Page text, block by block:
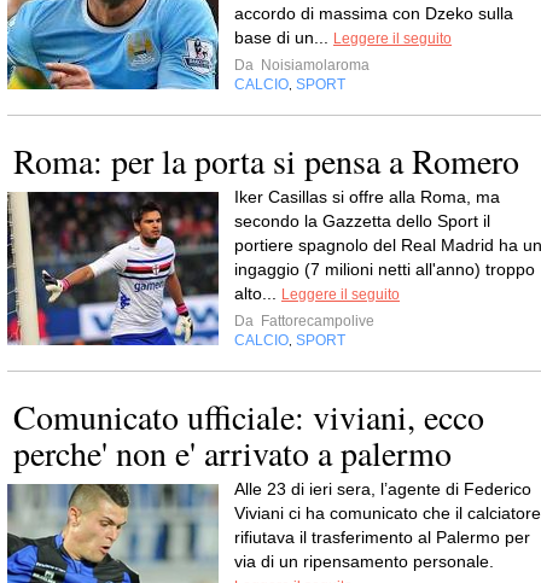
accordo di massima con Dzeko sulla
base di un...
Leggere il seguito
Da Noisiamolaroma
CALCIO SPORT
Roma: per la porta si pensa a Romero
Iker Casillas si offre alla Roma, ma
secondo la Gazzetta dello Sport il
portiere spagnolo del Real Madrid ha un
ingaggio (7 milioni netti all'anno) troppo
alto...
Leggere il seguito
Da Fattorecampolive
CALCIO SPORT
Comunicato ufficiale: viviani, ecco
perche' non e' arrivato a palermo
Alle 23 di ieri sera, l’agente di Federico
Viviani ci ha comunicato che il calciatore
rifiutava il trasferimento al Palermo per
via di un ripensamento personale.